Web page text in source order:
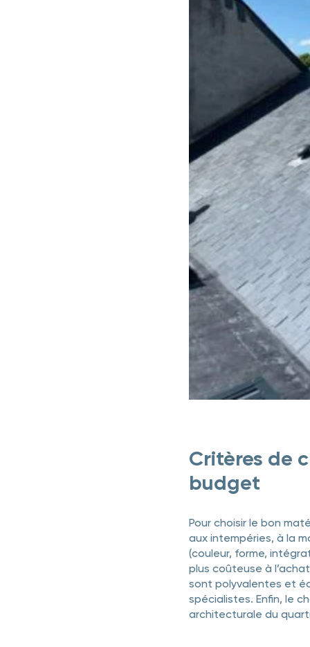
Critères de
budget
Pour choisir le bon
aux intempéries, à la
(couleur, forme,
plus coûteuse à
sont polyvalentes et
spécialistes. Enfin, le
architecturale du